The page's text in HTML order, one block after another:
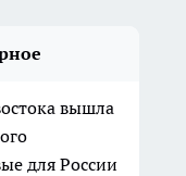
вышла
для России